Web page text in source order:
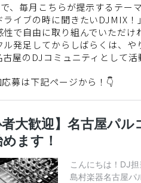
、毎月こちらが提示するテー
ライブの時に聞きたいDJMIX
で自由に取り組んでいただけ
ル発足してからしばらくは、
古屋のDJコミュニティとして
募は下記ページから！👇